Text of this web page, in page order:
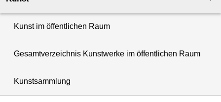
Kunst im öffentlichen Raum
Gesamtverzeichnis Kunstwerke im öffentlichen Raum
Kunstsammlung